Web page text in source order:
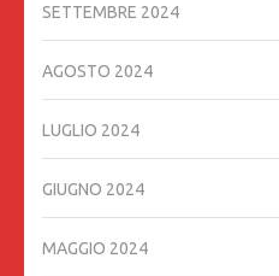
SETTEMBRE 2024
AGOSTO 2024
LUGLIO 2024
GIUGNO 2024
MAGGIO 2024